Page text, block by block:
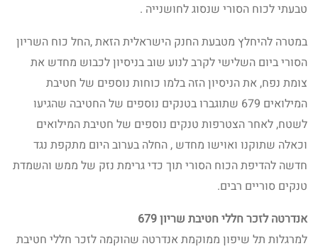
טבעתי לכוח הסורי שנסוג לחושנייה .
במטרה להיחלץ מטבעת החנק הישראלית הזאת ,החל כוח השריון
הסורי ביום השלישי לקרב לנוע שוב בניסיון לכבוש מחדש את
צומת נפח, את הניסיון הזה בלמו כוחות נוספים של חטיבת
המילואים 679 שתוגברו בטנקים נוספים של החטיבה שהגיעו
לשטח, לאחר הצטרפות טנקים נוספים של חטיבת המילואים
וכאלה שתוקנו ואוישו מחדש , החלה בערוב היום מתקפת נגד
חדשה להדיפת הכוח הסורי תוך כדי גרימת נזק של ממש והשמדת
טנקים סוריים רבים.
אנדרטה לזכר חללי חטיבת שריון 679
למרגלות תל שיפון ממוקמת אנדרטה שהוקמה לזכר חללי חטיבת